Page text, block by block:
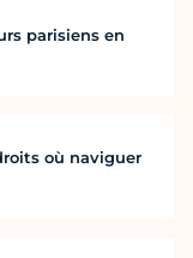
parisiens en
où naviguer